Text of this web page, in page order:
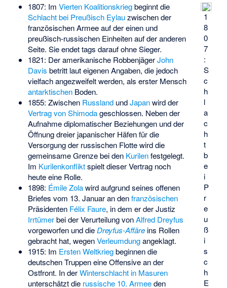
1
8
0
7
:
S
c
h
l
a
c
h
t
b
e
i
P
r
e
u
ß
i
s
c
h
E
1807: Im Vierten Koalitionskriegbeginnt die
Schlacht bei Preußisch Eylauzwischen der
französischen Armee auf der einen und
preußisch-russischen Einheiten auf der anderen
Seite. Sie endet tags darauf ohne Sieger.
1821: Der amerikanische RobbenjägerJohn
Davis betritt laut eigenen Angaben, die jedoch
vielfach angezweifelt werden, als erster Mensch
antarktischenBoden.
1855: Zwischen RusslandundJapanwird der
Vertrag von Shimodageschlossen. Neben der
Aufnahme diplomatischer Beziehungen und der
Öffnung dreier japanischer Häfen für die
Versorgung der russischen Flotte wird die
gemeinsame Grenze bei den Kurilenfestgelegt.
Im Kurilenkonfliktspielt dieser Vertrag noch
heute eine Rolle.
1898: Émile Zolawird aufgrund seines offenen
Briefes vom 13. Januar an denfranzösischen
Präsidenten Félix Faure, in dem er der Justiz
Irrtümerbei der Verurteilung vonAlfred Dreyfus
vorgeworfen und dieDreyfus-Affäreins Rollen
gebracht hat, wegenVerleumdungangeklagt.
1915: Im Ersten Weltkriegbeginnen die
deutschen Truppen eine Offensive an der
Ostfront. In derWinterschlacht in Masuren
unterschätzt die russische 10. Armeeden